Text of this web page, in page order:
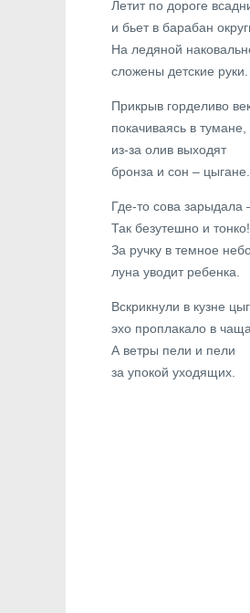
Летит по дороге
и бьет в барабан
На ледяной
сложены детские руки.
Прикрыв горделиво
покачиваясь в тумане,
из-за олив выходят
бронза и сон – цыгане.
Где-то сова зарыдала
Так безутешно и тонко!
За ручку в темное
луна уводит ребенка.
Вскрикнули в кузне
эхо проплакало в
А ветры пели и пели
за упокой уходящих.